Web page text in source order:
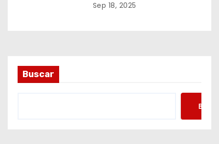
Sep 18, 2025
Buscar